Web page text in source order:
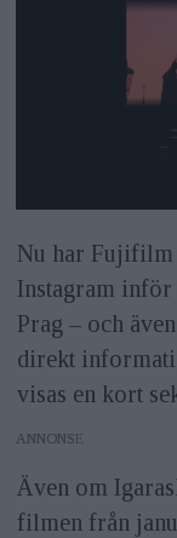
Nu har Fujifilm
Instagram
Prag – och
direkt
visas en kort
ANNONS
Även om
filmen från